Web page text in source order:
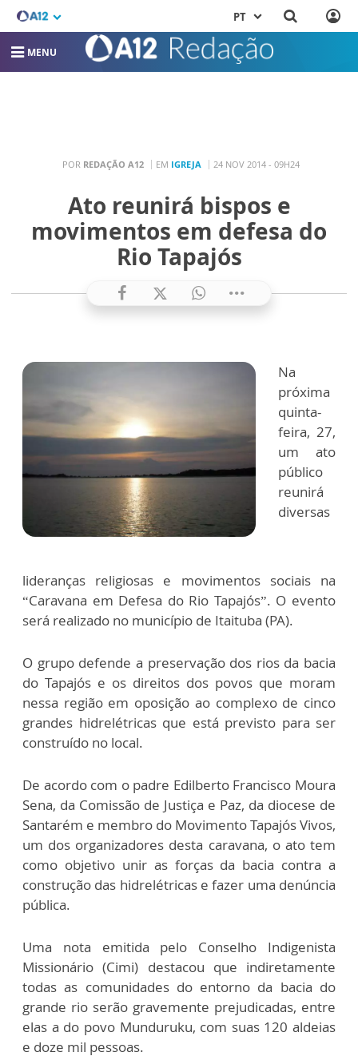
PT
MENU
POR REDAÇÃO A12 EM IGREJA 24 NOV 2014 - 09H24
Ato reunirá bispos e
movimentos em defesa do
Rio Tapajós
Na
próxima
quinta-
feira, 27,
um ato
público
reunirá
diversas
lideranças religiosas e movimentos sociais na
“Caravana em Defesa do Rio Tapajós”. O evento
será realizado no município de Itaituba (PA).
O grupo defende a preservação dos rios da bacia
do Tapajós e os direitos dos povos que moram
nessa região em oposição ao complexo de cinco
grandes hidrelétricas que está previsto para ser
construído no local.
De acordo com o padre Edilberto Francisco Moura
Sena, da Comissão de Justiça e Paz, da diocese de
Santarém e membro do Movimento Tapajós Vivos,
um dos organizadores desta caravana, o ato tem
como objetivo unir as forças da bacia contra a
construção das hidrelétricas e fazer uma denúncia
pública.
Uma nota emitida pelo Conselho Indigenista
Missionário (Cimi) destacou que indiretamente
todas as comunidades do entorno da bacia do
grande rio serão gravemente prejudicadas, entre
elas a do povo Munduruku, com suas 120 aldeias
e doze mil pessoas.